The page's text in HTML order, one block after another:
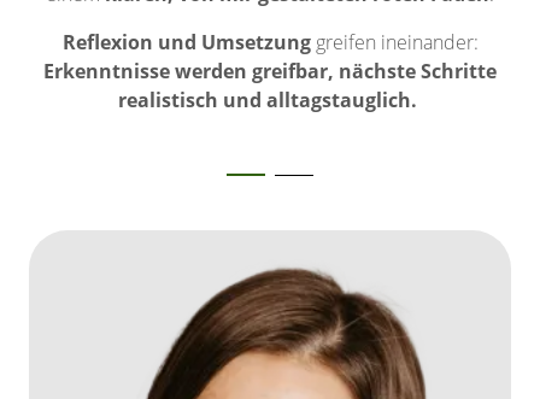
Reflexion und Umsetzunggreifen ineinander:
Erkenntnisse werden greifbar, nächste Schritte
realistisch und alltagstauglich.